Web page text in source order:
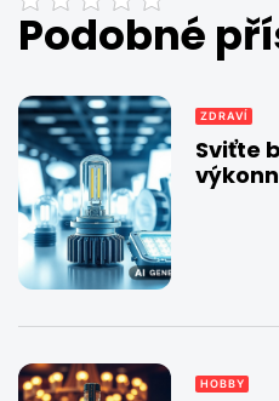
Podobné
ZDRAVÍ
Sviťte
HOBBY